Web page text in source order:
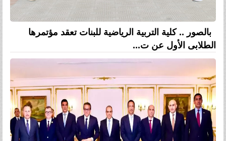
بالصور .. كلية التربية الرياضية للبنات تعقد مؤتمرها
الطلابى الأول عن ت...